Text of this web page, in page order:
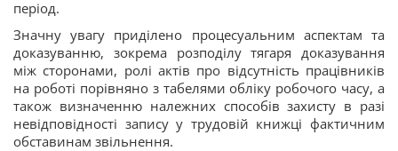
період.
Значну увагу приділено процесуальним аспектам та
доказуванню, зокрема розподілу тягаря доказування
між сторонами, ролі актів про відсутність працівників
на роботі порівняно з табелями обліку робочого часу, а
також визначенню належних способів захисту в разі
невідповідності запису у трудовій книжці фактичним
обставинам звільнення.